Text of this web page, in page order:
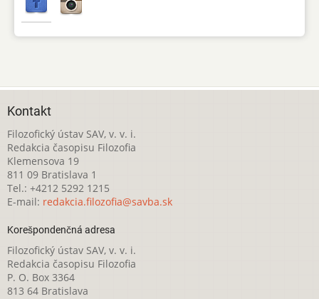
Kontakt
Filozofický ústav SAV, v. v. i.
Redakcia časopisu Filozofia
Klemensova 19
811 09 Bratislava 1
Tel.: +4212 5292 1215
E-mail: redakcia.filozofia@savba.sk
Korešpondenčná adresa
Filozofický ústav SAV, v. v. i.
Redakcia časopisu Filozofia
P. O. Box 3364
813 64 Bratislava